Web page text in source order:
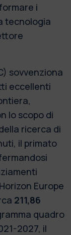
i
tecnologia
sovvenziona
eccellenti
lo scopo di
ricerca di
il primato
Europe
211,86
quadro
2027, il